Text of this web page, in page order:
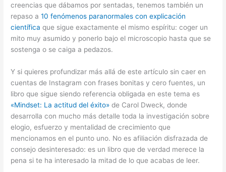
creencias que dábamos por sentadas, tenemos también un
repaso a10 fenómenos paranormales con explicación
científica que sigue exactamente el mismo espíritu: coger un
mito muy asumido y ponerlo bajo el microscopio hasta que se
sostenga o se caiga a pedazos.
Y si quieres profundizar más allá de este artículo sin caer en
cuentas de Instagram con frases bonitas y cero fuentes, un
libro que sigue siendo referencia obligada en este tema es
«Mindset: La actitud del éxito» de Carol Dweck, donde
desarrolla con mucho más detalle toda la investigación sobre
elogio, esfuerzo y mentalidad de crecimiento que
mencionamos en el punto uno. No es afiliación disfrazada de
consejo desinteresado: es un libro que de verdad merece la
pena si te ha interesado la mitad de lo que acabas de leer.